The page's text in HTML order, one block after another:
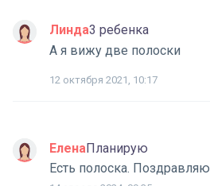
Линда3 ребенка
А я вижу две полоски
12 октября 2021, 10:17
ЕленаПланирую
Есть полоска. Поздравляю